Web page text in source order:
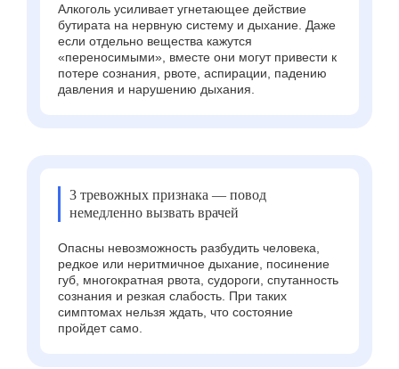
Алкоголь усиливает угнетающее действие
бутирата на нервную систему и дыхание. Даже
если отдельно вещества кажутся
«переносимыми», вместе они могут привести к
потере сознания, рвоте, аспирации, падению
давления и нарушению дыхания.
3 тревожных признака — повод
немедленно вызвать врачей
Опасны невозможность разбудить человека,
редкое или неритмичное дыхание, посинение
губ, многократная рвота, судороги, спутанность
сознания и резкая слабость. При таких
симптомах нельзя ждать, что состояние
пройдет само.